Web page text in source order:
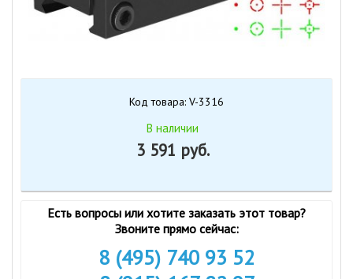
Код товара: V-3316
В наличии
3 591 руб.
Есть вопросы или хотите заказать этот товар?
Звоните прямо сейчас:
8 (495) 740 93 52